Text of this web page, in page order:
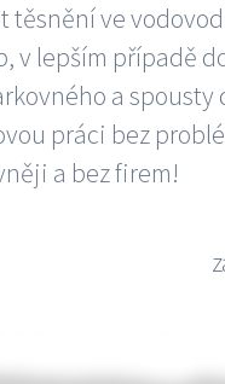
ve
v lepším případě
a spousty
práci bez
a bez firem!